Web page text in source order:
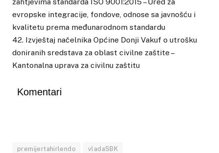
evropske integracije, fondove, odnose sa javnošću i
kvalitetu prema međunarodnom standardu
42. Izvještaj načelnika Općine Donji Vakuf o utrošku
doniranih sredstava za oblast civilne zaštite –
Kantonalna uprava za civilnu zaštitu
Komentari
premijertahirlendo vladaSBK